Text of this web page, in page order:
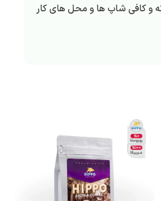
و کافی شاپ ها و محل های کار